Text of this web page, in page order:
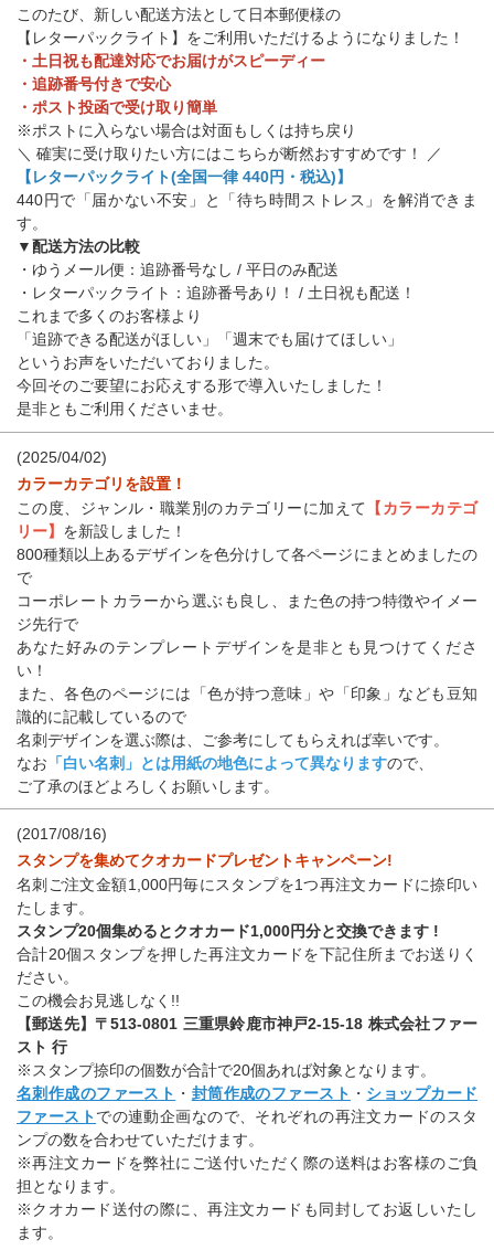
このたび、新しい配送方法として日本郵便様の
【レターパックライト】をご利用いただけるようになりました！
・土日祝も配達対応でお届けがスピーディー
・追跡番号付きで安心
・ポスト投函で受け取り簡単
※ポストに入らない場合は対面もしくは持ち戻り
＼ 確実に受け取りたい方にはこちらが断然おすすめです！ ／
【レターパックライト(全国一律 440円・税込)】
440円で「届かない不安」と「待ち時間ストレス」を解消できま
す。
▼配送方法の比較
・ゆうメール便：追跡番号なし / 平日のみ配送
・レターパックライト：追跡番号あり！ / 土日祝も配送！
これまで多くのお客様より
「追跡できる配送がほしい」「週末でも届けてほしい」
というお声をいただいておりました。
今回そのご要望にお応えする形で導入いたしました！
是非ともご利用くださいませ。
(2025/04/02)
カラーカテゴリを設置！
この度、ジャンル・職業別のカテゴリーに加えて 【カラーカテゴ
リー】 を新設しました！
800種類以上あるデザインを色分けして各ページにまとめましたの
で
コーポレートカラーから選ぶも良し、また色の持つ特徴やイメー
ジ先行で
あなた好みのテンプレートデザインを是非とも見つけてくださ
い！
また、各色のページには「色が持つ意味」や「印象」なども豆知
識的に記載しているので
名刺デザインを選ぶ際は、ご参考にしてもらえれば幸いです。
なお 「白い名刺」とは用紙の地色によって異なりますので、
ご了承のほどよろしくお願いします。
(2017/08/16)
スタンプを集めてクオカードプレゼントキャンペーン!
名刺ご注文金額1,000円毎にスタンプを1つ再注文カードに捺印い
たします。
スタンプ20個集めるとクオカード1,000円分と交換できます !
合計20個スタンプを押した再注文カードを下記住所までお送りく
ださい。
この機会お見逃しなく!!
【郵送先】〒513-0801 三重県鈴鹿市神戸2-15-18 株式会社ファー
スト 行
※スタンプ捺印の個数が合計で20個あれば対象となります。
名刺作成のファースト ・ 封筒作成のファースト ・ ショップカード
ファーストでの連動企画なので、それぞれの再注文カードのスタ
ンプの数を合わせていただけます。
※再注文カードを弊社にご送付いただく際の送料はお客様のご負
担となります。
※クオカード送付の際に、再注文カードも同封してお返しいたし
ます。